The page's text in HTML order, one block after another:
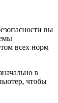
вы
всех норм
в
чтобы